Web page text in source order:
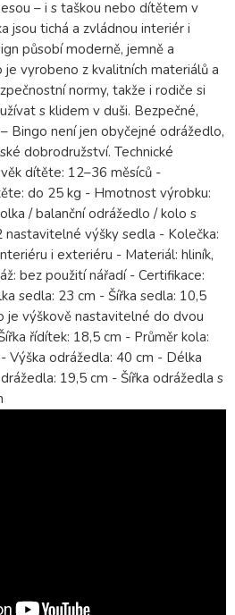
– i s taškou nebo dítětem v
jsou tichá a zvládnou interiér i
působí moderně, jemně a
je vyrobeno z kvalitních materiálů a
normy, takže i rodiče si
s klidem v duši. Bezpečné,
Bingo není jen obyčejné odrážedlo,
dobrodružství. Technické
dítěte: 12–36 měsíců -
do 25 kg - Hmotnost výrobku:
/ balanční odrážedlo / kolo s
výšky sedla - Kolečka:
i exteriéru - Materiál: hliník,
bez použití nářadí - Certifikace:
sedla: 23 cm - Šířka sedla: 10,5
je výškově nastavitelné do dvou
řídítek: 18,5 cm - Průměr kola:
Výška odrážedla: 40 cm - Délka
19,5 cm - Šířka odrážedla s